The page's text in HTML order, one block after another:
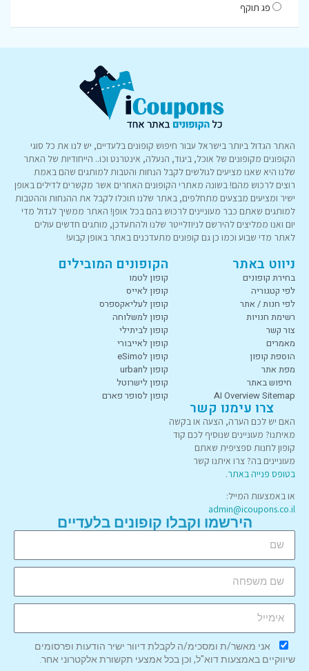
פג תוקף
האתר הגדול ביותר בישראל עבור חיפוש קופונים בלעדיים, יש לנו את כל סוגי
הקופונים מקופונים של אוכל, ביגוד, הנעלה, אינטרנט וכו.. הייחודיות של האתר
שלנו היא שאנו מציעים לגולשים לקבל הנחות והטבות למותגים שהם באמת
רוצים לרכוש מהם! בשונה מאתרי הקופונים האחרים אשר מקשרים לדילים באופן
ישיר ומציעים מבצעים מתחלפים, באתר שלנו תוכלו לקבל את ההנחות וההטבות
למותגים שאתם כבר מעוניינים לרכוש בהם בכל אופן! האתר ממשיך לגדול מדי
יום ואנו ממליצים להירשם לניוזלייטר שלנו ולהתעדכן, מותגים חדשים עולים
לאתר מדי שבוע וכמו כן גם קופונים מתעדכנים באתר באופן קבוע!
ניווט באתר
בחירת קופונים
לפי קטגוריה
לפי חנות / אתר
רשימת חנויות
צור קשר
מאמרים
הוספת קופון
מפת אתר
חיפוש באתר
AI Overview Sitemap
הקופונים המובילים
קופון לטמו
קופון לאייס
קופון לעליאקספרס
קופון למשלוחה
קופון לביתילי
קופון לאייבורי
קופון לeSimo
קופון לurban
קופון לישרוטל
קופון לסופר פארם
צרו עימנו קשר
האם יש לכם הערה, הצעה או בקשה
מאיתנו? מעוניינים שנוסיף לכם קוד
קופון לחנות ספציפית שאתם
מעוניינים בה? צרו איתנו קשר
בטופס פנייה באתר.
או באמצעות המייל:
admin@icoupons.co.il
הירשמו וקבלו קופונים בלעדיים
אני מאשר/ת ומסכימ/ה לקבלת דיוור ישיר הודעות ופרסומים
שיווקיים באמצעות דוא"ל, וכן בכל אמצעי תקשורת אלקטרוני אחר.